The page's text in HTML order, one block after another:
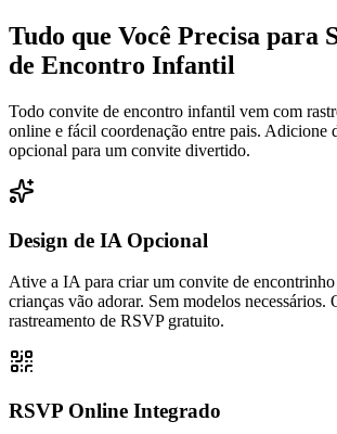
Tudo que Você Precisa para
de Encontro Infantil
Todo convite de encontro infantil vem com
online e fácil coordenação entre pais. Adicione
opcional para um convite divertido.
Design de IA Opcional
Ative a IA para criar um convite de
crianças vão adorar. Sem modelos necessários.
rastreamento de RSVP gratuito.
RSVP Online Integrado